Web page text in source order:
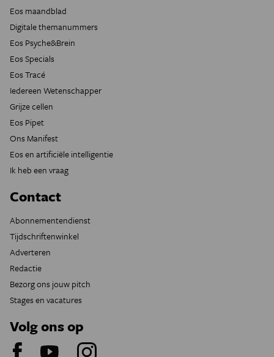
Eos maandblad
Digitale themanummers
Eos Psyche&Brein
Eos Specials
Eos Tracé
Iedereen Wetenschapper
Grijze cellen
Eos Pipet
Ons Manifest
Eos en artificiële intelligentie
Ik heb een vraag
Contact
Abonnementendienst
Tijdschriftenwinkel
Adverteren
Redactie
Bezorg ons jouw pitch
Stages en vacatures
Volg ons op